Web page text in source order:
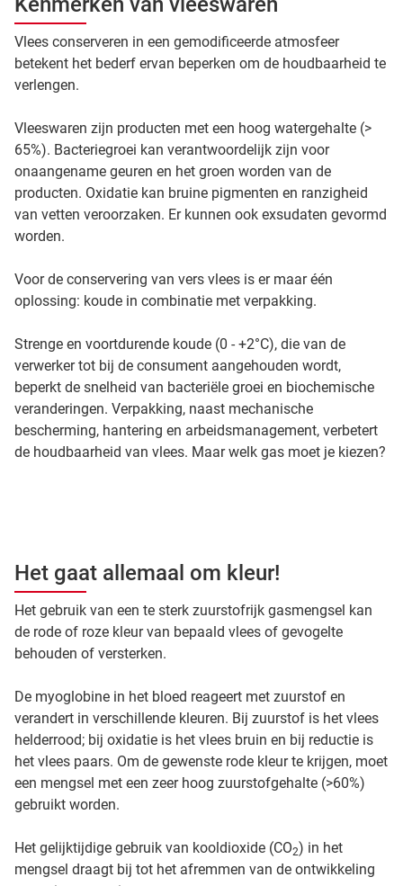
Vlees conserveren in een gemodificeerde atmosfeer
betekent het bederf ervan beperken om de houdbaarheid te
verlengen.
Vleeswaren zijn producten met een hoog watergehalte (>
65%). Bacteriegroei kan verantwoordelijk zijn voor
onaangename geuren en het groen worden van de
producten. Oxidatie kan bruine pigmenten en ranzigheid
van vetten veroorzaken. Er kunnen ook exsudaten gevormd
worden.
Voor de conservering van vers vlees is er maar één
oplossing: koude in combinatie met verpakking.
Strenge en voortdurende koude (0 - +2°C), die van de
verwerker tot bij de consument aangehouden wordt,
beperkt de snelheid van bacteriële groei en biochemische
veranderingen. Verpakking, naast mechanische
bescherming, hantering en arbeidsmanagement, verbetert
de houdbaarheid van vlees. Maar welk gas moet je kiezen?
Het gaat allemaal om kleur!
Het gebruik van een te sterk zuurstofrijk gasmengsel kan
de rode of roze kleur van bepaald vlees of gevogelte
behouden of versterken.
De myoglobine in het bloed reageert met zuurstof en
verandert in verschillende kleuren. Bij zuurstof is het vlees
helderrood; bij oxidatie is het vlees bruin en bij reductie is
het vlees paars. Om de gewenste rode kleur te krijgen, moet
een mengsel met een zeer hoog zuurstofgehalte (>60%)
gebruikt worden.
Het gelijktijdige gebruik van kooldioxide (CO2) in het
mengsel draagt bij tot het afremmen van de ontwikkeling